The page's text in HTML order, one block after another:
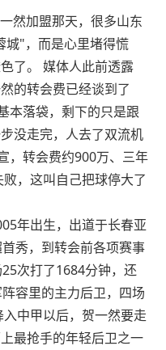
然加盟那天，很多山东
城"，而是心里堵得慌
了。 媒体人此前透露
的转会费已经谈到了
本落袋，剩下的只是跟
没走完，人去了双流机
，转会费约900万、三年
，这叫自己把球停大了
年出生，出道于长春亚
秀，到转会前各项赛事
次打了1684分钟，还
容里的主力后卫，四场
中甲以后，贺一然要走
最抢手的年轻后卫之一